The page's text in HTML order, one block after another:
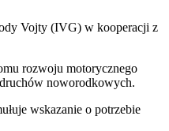
Vojty (IVG) w kooperacji z
rozwoju motorycznego
noworodkowych.
wskazanie o potrzebie